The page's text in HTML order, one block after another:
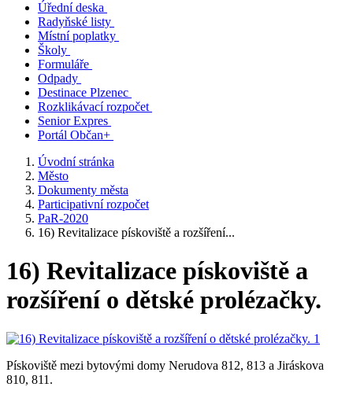
Úřední deska
Radyňské listy
Místní poplatky
Školy
Formuláře
Odpady
Destinace Plzenec
Rozklikávací rozpočet
Senior Expres
Portál Občan+
Úvodní stránka
Město
Dokumenty města
Participativní rozpočet
PaR-2020
16) Revitalizace pískoviště a rozšíření...
16) Revitalizace pískoviště a
rozšíření o dětské prolézačky.
Pískoviště mezi bytovými domy Nerudova 812, 813 a Jiráskova
810, 811.